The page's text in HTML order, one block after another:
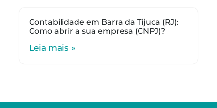
Contabilidade em Barra da Tijuca (RJ):
Como abrir a sua empresa (CNPJ)?
Leia mais »